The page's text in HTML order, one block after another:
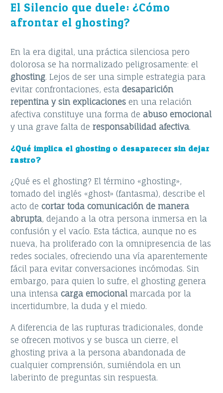
El Silencio que duele: ¿Cómo
afrontar el ghosting?
En la era digital, una práctica silenciosa pero
dolorosa se ha normalizado peligrosamente: el
ghosting. Lejos de ser una simple estrategia para
evitar confrontaciones, esta desaparición
repentina y sin explicaciones en una relación
afectiva constituye una forma de abuso emocional
y una grave falta de responsabilidad afectiva.
¿Qué implica el ghosting o desaparecer sin dejar
rastro?
¿Qué es el ghosting? El término «ghosting»,
tomado del inglés «ghost» (fantasma), describe el
acto de cortar toda comunicación de manera
abrupta, dejando a la otra persona inmersa en la
confusión y el vacío. Esta táctica, aunque no es
nueva, ha proliferado con la omnipresencia de las
redes sociales, ofreciendo una vía aparentemente
fácil para evitar conversaciones incómodas. Sin
embargo, para quien lo sufre, el ghosting genera
una intensa carga emocional marcada por la
incertidumbre, la duda y el miedo.
A diferencia de las rupturas tradicionales, donde
se ofrecen motivos y se busca un cierre, el
ghosting priva a la persona abandonada de
cualquier comprensión, sumiéndola en un
laberinto de preguntas sin respuesta.